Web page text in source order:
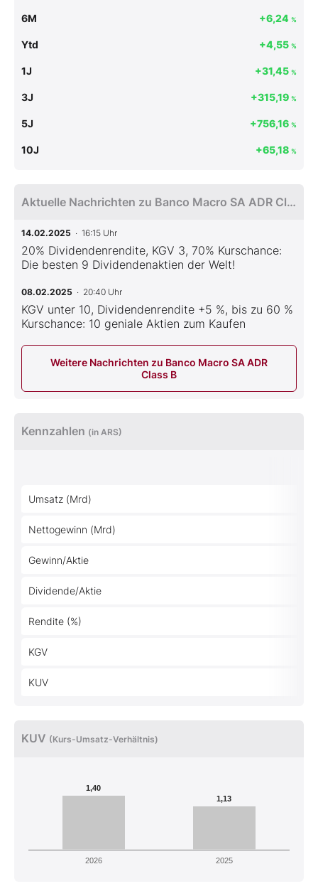
6M +6,24 %
Ytd +4,55 %
1J +31,45 %
3J +315,19 %
5J +756,16 %
10J +65,18 %
Aktuelle Nachrichten zu Banco Macro SA ADR Class B
14.02.2025 · 16:15 Uhr
20% Dividendenrendite, KGV 3, 70% Kurschance:
Die besten 9 Dividendenaktien der Welt!
08.02.2025 · 20:40 Uhr
KGV unter 10, Dividendenrendite +5 %, bis zu 60 %
Kurschance: 10 geniale Aktien zum Kaufen
Weitere Nachrichten zu Banco Macro SA ADR
Class B
Kennzahlen (in ARS)
Umsatz (Mrd)
Nettogewinn (Mrd)
Gewinn/Aktie
Dividende/Aktie
Rendite (%)
KGV
KUV
KUV (Kurs-Umsatz-Verhältnis)
1,40
1,13
2026 2025